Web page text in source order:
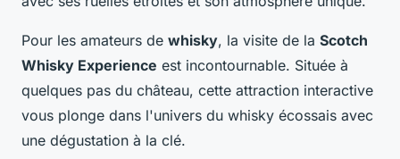
Pour les amateurs de whisky, la visite de la Scotch
Whisky Experience est incontournable. Située à
quelques pas du château, cette attraction interactive
vous plonge dans l'univers du whisky écossais avec
une dégustation à la clé.